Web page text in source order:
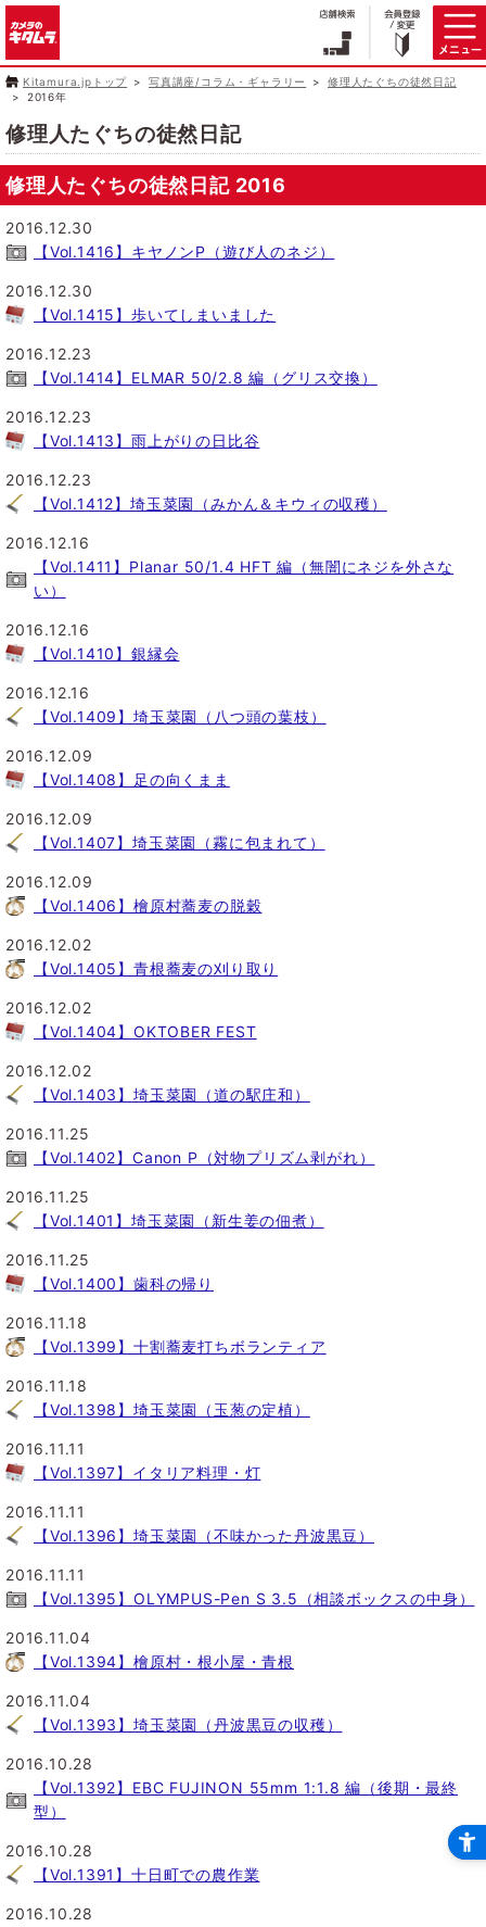
Kitamura.jpトップ 写真講座/コラム・ギャラリー
修理人たぐちの徒然日記
2016年
修理人たぐちの徒然日記
修理人たぐちの徒然日記 2016
2016.12.30
【Vol.1416】キヤノンP（遊び人のネジ）
2016.12.30
【Vol.1415】歩いてしまいました
2016.12.23
【Vol.1414】ELMAR 50/2.8 編（グリス交換）
2016.12.23
【Vol.1413】雨上がりの日比谷
2016.12.23
【Vol.1412】埼玉菜園（みかん＆キウィの収穫）
2016.12.16
【Vol.1411】Planar 50/1.4 HFT 編（無闇にネジを外さな
い）
2016.12.16
【Vol.1410】銀縁会
2016.12.16
【Vol.1409】埼玉菜園（八つ頭の葉枝）
2016.12.09
【Vol.1408】足の向くまま
2016.12.09
【Vol.1407】埼玉菜園（霧に包まれて）
2016.12.09
【Vol.1406】檜原村蕎麦の脱穀
2016.12.02
【Vol.1405】青根蕎麦の刈り取り
2016.12.02
【Vol.1404】OKTOBER FEST
2016.12.02
【Vol.1403】埼玉菜園（道の駅庄和）
2016.11.25
【Vol.1402】Canon P（対物プリズム剥がれ）
2016.11.25
【Vol.1401】埼玉菜園（新生姜の佃煮）
2016.11.25
【Vol.1400】歯科の帰り
2016.11.18
【Vol.1399】十割蕎麦打ちボランティア
2016.11.18
【Vol.1398】埼玉菜園（玉葱の定植）
2016.11.11
【Vol.1397】イタリア料理・灯
2016.11.11
【Vol.1396】埼玉菜園（不味かった丹波黒豆）
2016.11.11
【Vol.1395】OLYMPUS-Pen S 3.5（相談ボックスの中身）
2016.11.04
【Vol.1394】檜原村・根小屋・青根
2016.11.04
【Vol.1393】埼玉菜園（丹波黒豆の収穫）
2016.10.28
【Vol.1392】EBC FUJINON 55mm 1:1.8 編（後期・最終
型）
2016.10.28
【Vol.1391】十日町での農作業
2016.10.28